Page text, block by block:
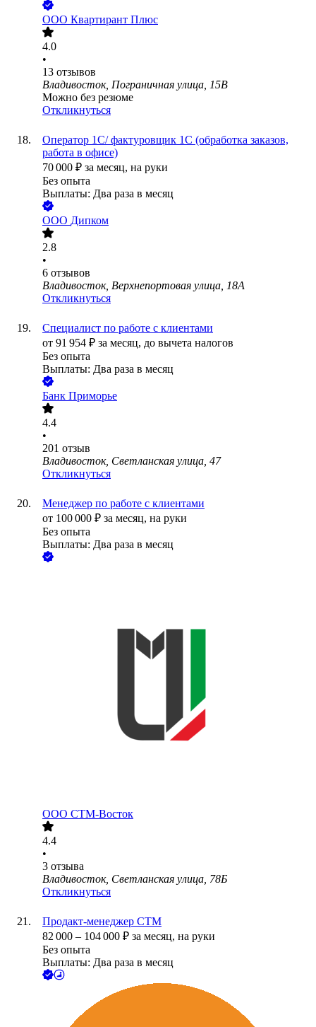
ООО Квартирант Плюс
4.0
•
13 отзывов
Владивосток, Пограничная улица, 15В
Можно без резюме
Откликнуться
Оператор 1С/ фактуровщик 1С (обработка заказов,
работа в офисе)
70 000 ₽ за месяц, на руки
Без опыта
Выплаты: Два раза в месяц
ООО Дипком
2.8
•
6 отзывов
Владивосток, Верхнепортовая улица, 18А
Откликнуться
Специалист по работе с клиентами
от 91 954 ₽ за месяц, до вычета налогов
Без опыта
Выплаты: Два раза в месяц
Банк Приморье
4.4
•
201 отзыв
Владивосток, Светланская улица, 47
Откликнуться
Менеджер по работе с клиентами
от 100 000 ₽ за месяц, на руки
Без опыта
Выплаты: Два раза в месяц
ООО СТМ-Восток
4.4
•
3 отзыва
Владивосток, Светланская улица, 78Б
Откликнуться
Продакт-менеджер СТМ
82 000 – 104 000 ₽ за месяц, на руки
Без опыта
Выплаты: Два раза в месяц